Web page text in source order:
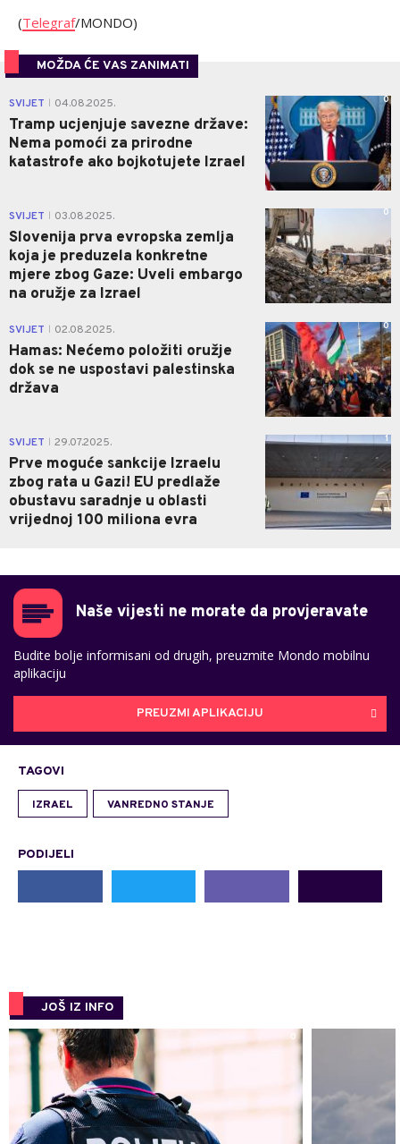
(Telegraf/MONDO)
MOŽDA ĆE VAS ZANIMATI
SVIJET 04.08.2025.
Tramp ucjenjuje savezne države:
Nema pomoći za prirodne
katastrofe ako bojkotujete Izrael
0
SVIJET 03.08.2025.
Slovenija prva evropska zemlja
koja je preduzela konkretne
mjere zbog Gaze: Uveli embargo
na oružje za Izrael
0
SVIJET 02.08.2025.
Hamas: Nećemo položiti oružje
dok se ne uspostavi palestinska
država
0
SVIJET 29.07.2025.
Prve moguće sankcije Izraelu
zbog rata u Gazi! EU predlaže
obustavu saradnje u oblasti
vrijednoj 100 miliona evra
1
Naše vijesti ne morate da provjeravate
Budite bolje informisani od drugih, preuzmite Mondo mobilnu
aplikaciju
PREUZMI APLIKACIJU
TAGOVI
IZRAEL VANREDNO STANJE
PODIJELI
JOŠ IZ INFO
0